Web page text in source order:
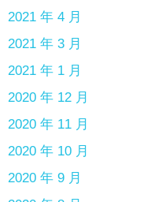
2021 年 4 月
2021 年 3 月
2021 年 1 月
2020 年 12 月
2020 年 11 月
2020 年 10 月
2020 年 9 月